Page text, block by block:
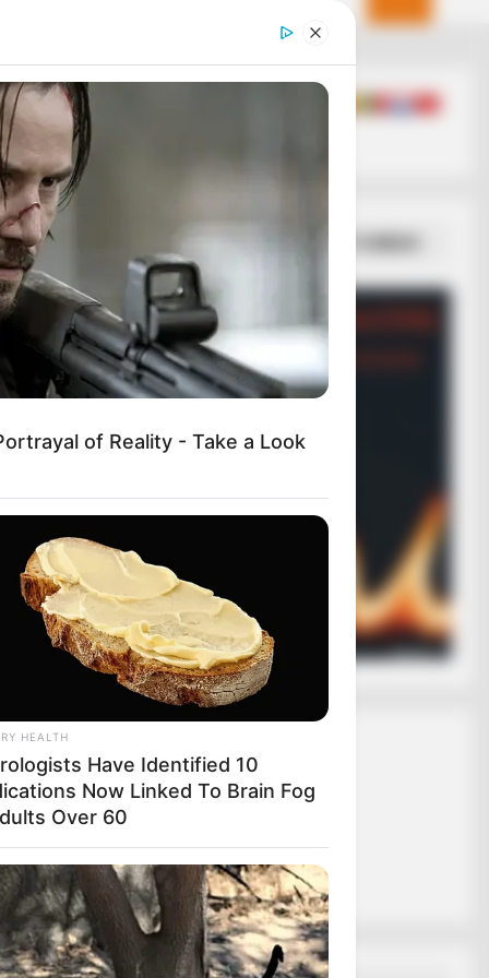
ότι
σε εσάς.
το κουμπί
of Reality - Take a Look
HEALTH
Have Identified 10
Now Linked To Brain Fog
Over 60
Honey Boo Boo? Better To
Before You See Her Now
Hiding In His Attic!
Bites Its Owner, Here's What